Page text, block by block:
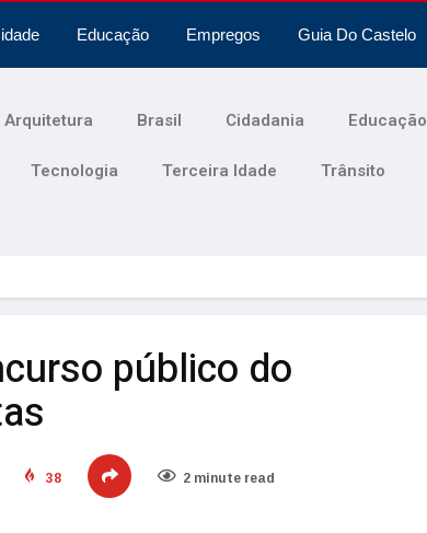
Educação Empregos Guia Do Castelo
Arquitetura Brasil Cidadania Educação
Tecnologia Terceira Idade Trânsito
público do
38 2 minute read